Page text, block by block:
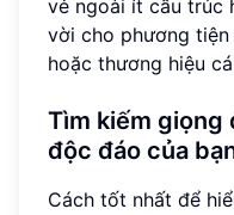
vẻ ngoài ít cấu trúc
vời cho phương
hoặc thương hiệu
Tìm kiếm
độc đáo của
Cách tốt nhất để